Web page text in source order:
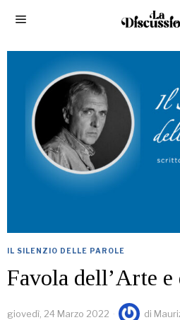
IL SILENZIO DELLE PAROLE
Favola dell’Arte e
giovedì, 24 Marzo 2022 di